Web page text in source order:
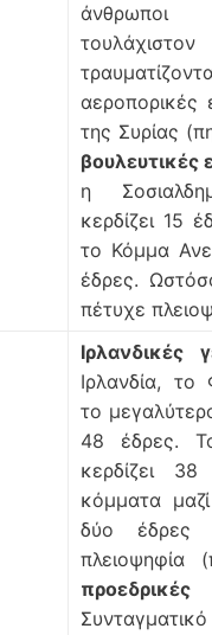
άνθρωποι
αεροπορικές
της Συρίας
βουλευτικές
η
κερδίζει 15
το Κόμμα
έδρες.
πέτυχε
Ιρλανδικές
Ιρλανδία,
το
48 έδρες.
κερδίζει
κόμματα
δύο έδρες
πλειοψηφία